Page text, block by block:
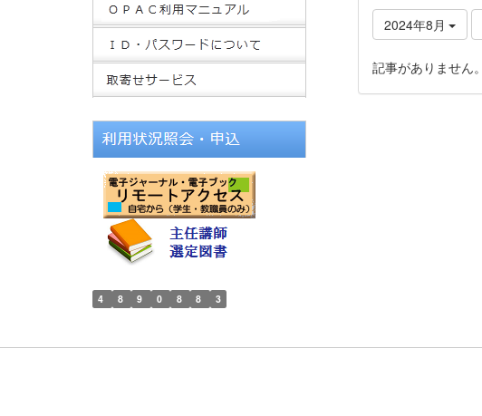
2024年8月
記事がありません。
4 8 9 0 8 8 3